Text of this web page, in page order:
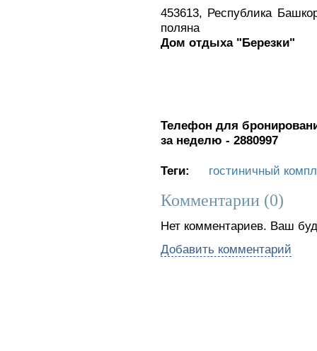
453613, Республика
поляна
Дом отдыха "Березки"
Телефон для
за неделю - 2880997
Теги: гостиничный
Комментарии (0)
Нет комментариев. Ваш
Добавить комментарий